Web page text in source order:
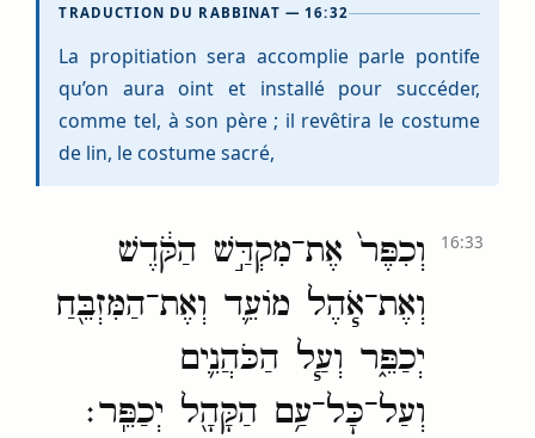
TRADUCTION DU RABBINAT — 16:32
La propitiation sera accomplie parle pontife
qu’on aura oint et installé pour succéder,
comme tel, à son père ; il revêtira le costume
de lin, le costume sacré,
וְכִפֶּר֙ אֶת־מִקְדַּ֣שׁ הַקֹּ֔דֶשׁ
וְאֶת־אֹ֧הֶל מוֹעֵ֛ד וְאֶת־הַמִּזְבֵּ֖חַ
יְכַפֵּ֑ר וְעַ֧ל הַכֹּהֲנִ֛ים
וְעַל־כׇּל־עַ֥ם הַקָּהָ֖ל יְכַפֵּֽר׃
16:33